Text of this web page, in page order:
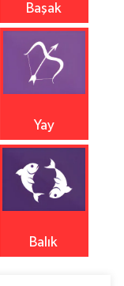
Başak
Yay
Balık